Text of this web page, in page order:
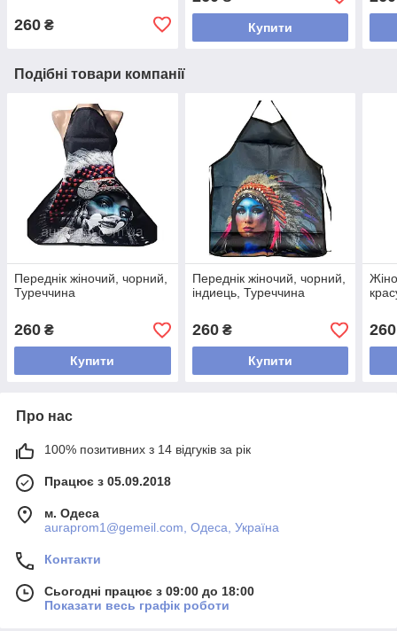
260 ₴ Купити
Подібні товари компанії
Переднік жіночий, чорний,
Туреччина
260 ₴
Купити
Переднік жіночий, чорний,
індиець, Туреччина
260₴
Купити
260
Про нас
100% позитивних з 14 відгуків за рік
Працює з 05.09.2018
м. Одеса
auraprom1@gemeil.com, Одеса, Україна
Контакти
Сьогодні працює з 09:00 до 18:00
Показати весь графік роботи